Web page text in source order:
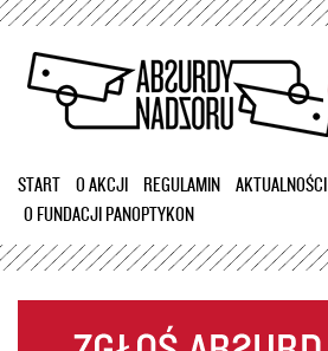
Przejdź
treści
START O AKCJI REGULAMIN
AKTUALNOŚCI
O FUNDACJI PANOPTYKON